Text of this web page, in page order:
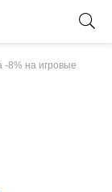
8% на игровые